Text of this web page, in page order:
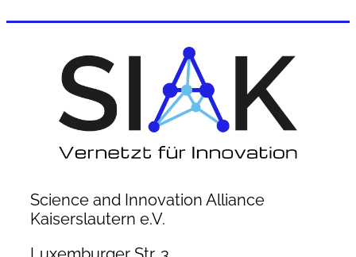
Science and Innovation Alliance
Kaiserslautern e.V.